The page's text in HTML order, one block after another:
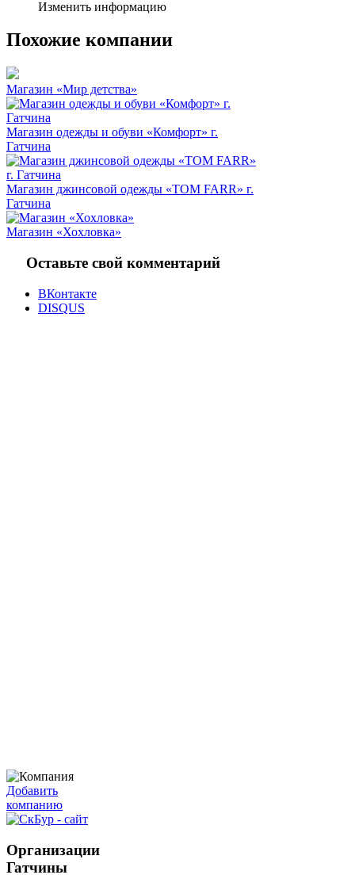
Изменить информацию
Похожие компании
Магазин «Мир детства»
Магазин одежды и обуви «Комфорт» г.
Гатчина
Магазин джинсовой одежды «TOM FARR» г.
Гатчина
Магазин «Хохловка»
Оставьте свой комментарий
ВКонтакте
DISQUS
Добавить
компанию
Организации
Гатчины